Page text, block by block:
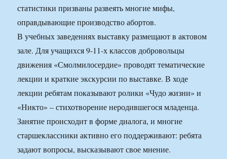
статистики призваны развеять многие мифы,
оправдывающие производство абортов.
В учебных заведениях выставку размещают в актовом
зале. Для учащихся 9-11-х классов добровольцы
движения «Смолмилосердие» проводят тематические
лекции и краткие экскурсии по выставке. В ходе
лекции ребятам показывают ролики «Чудо жизни» и
«Никто» – стихотворение неродившегося младенца.
Занятие происходит в форме диалога, и многие
старшеклассники активно его поддерживают: ребята
задают вопросы, высказывают свое мнение.